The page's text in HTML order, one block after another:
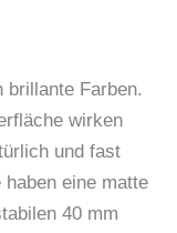
brillante Farben.
wirken
und fast
eine matte
40 mm